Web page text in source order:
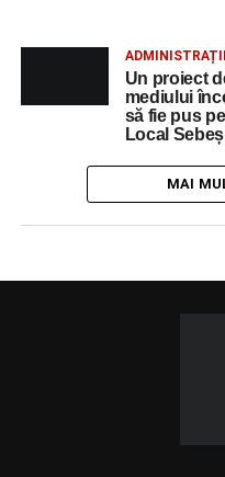
Un proiect
mediului
să fie pus
Local Sebeș
MAI